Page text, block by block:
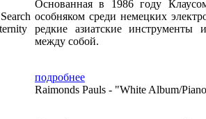
Основанная в 1986 году
особняком среди немецких
редкие азиатские инструменты
между собой.
подробнее
Raimonds Pauls - "White Album/